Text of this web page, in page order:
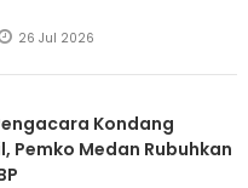
26 Jul 2026
Kondang
Pemko Medan Rubuhkan